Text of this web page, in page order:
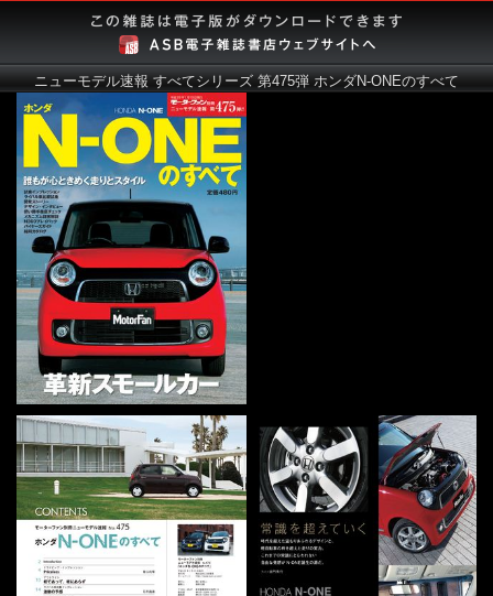
ニューモデル速報 すべてシリーズ 第475弾 ホンダN-ONEのすべて